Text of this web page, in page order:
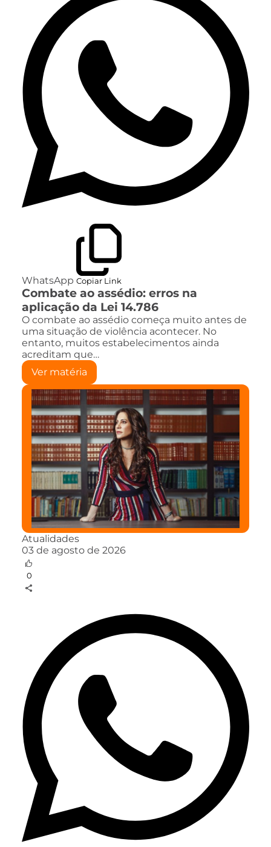
WhatsApp Copiar Link
Combate ao assédio: erros na
aplicação da Lei 14.786
O combate ao assédio começa muito antes de
uma situação de violência acontecer. No
entanto, muitos estabelecimentos ainda
acreditam que…
Ver matéria
Atualidades
03 de agosto de 2026
0